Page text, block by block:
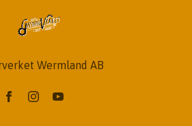
Wermland AB